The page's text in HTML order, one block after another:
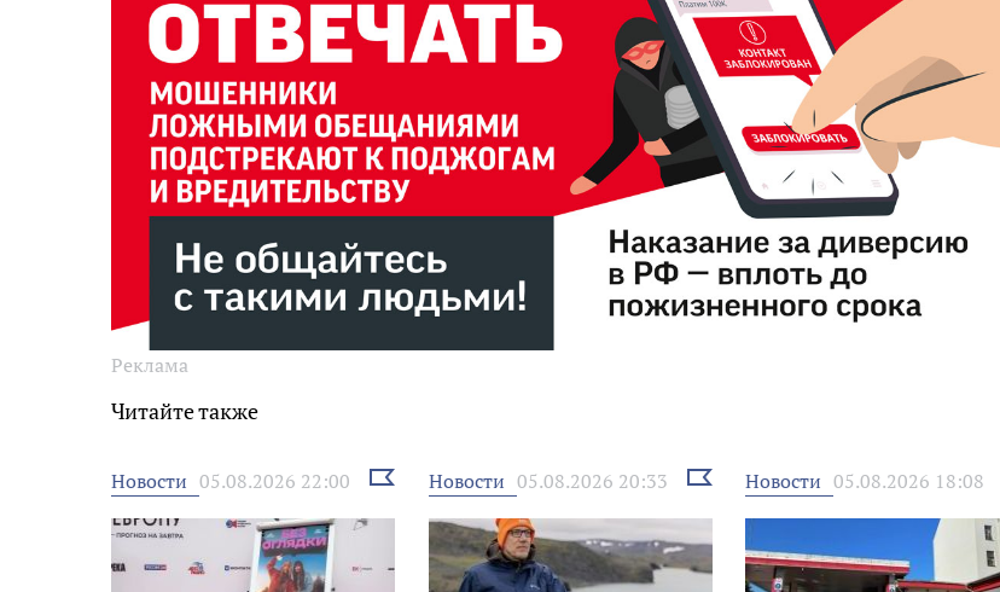
Реклама
Читайте также
Новости 05.08.2026 22:00
Выбрать
новость
Новости 05.08.2026 20:33
Выбрать
новость
Новости 05.08.2026 18:08